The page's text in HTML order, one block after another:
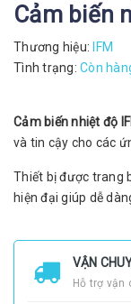
Cảm biến
Thương hiệu: IFM
Tình trạng: Còn
Cảm biến nhiệt độ
và tin cậy cho các
Thiết bị được trang
hiện đại giúp dễ
VẬN
Hỗ trợ vận